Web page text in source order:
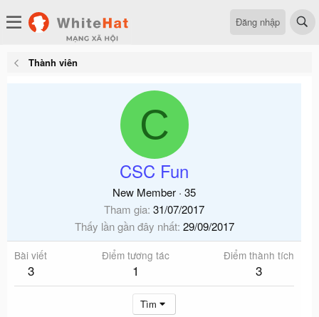
Đăng nhập
Thành viên
C
CSC Fun
New Member · 35
Tham gia 31/07/2017
Thấy lần gần đây nhất 29/09/2017
Bài viết
3
Điểm tương tác
1
Điểm thành tích
3
Tìm